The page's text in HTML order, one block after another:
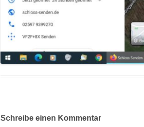
Schreibe einen Kommentar